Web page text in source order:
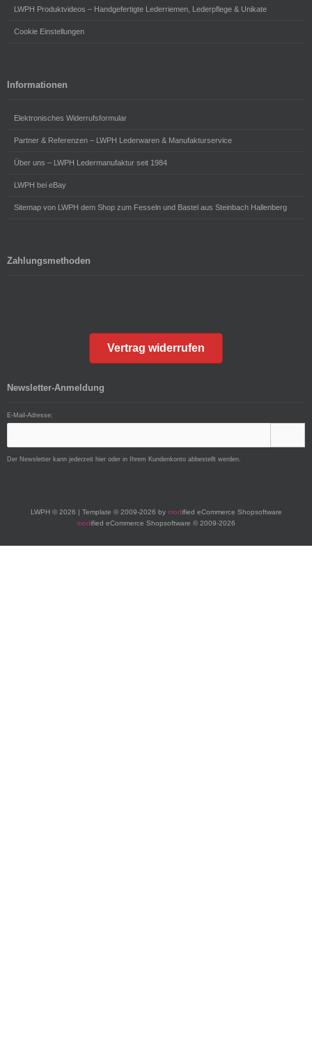
LWPH Produktvideos – Handgefertigte Lederriemen, Lederpflege & Unikate
Cookie Einstellungen
Informationen
Elektronisches Widerrufsformular
Partner & Referenzen – LWPH Lederwaren & Manufakturservice
Über uns – LWPH Ledermanufaktur seit 1984
LWPH bei eBay
Sitemap von LWPH dem Shop zum Fesseln und Bastel aus Steinbach Hallenberg
Zahlungsmethoden
Vertrag widerrufen
Newsletter-Anmeldung
E-Mail-Adresse:
Der Newsletter kann jederzeit hier oder in Ihrem Kundenkonto abbestellt werden.
LWPH © 2026 | Template © 2009-2026 by modified eCommerce Shopsoftware
modified eCommerce Shopsoftware © 2009-2026